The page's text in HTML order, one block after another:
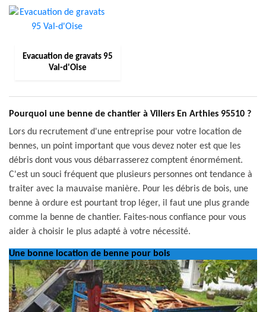
Evacuation de gravats 95
Val-d'Oise
Pourquoi une benne de chantier à Villers En Arthies 95510 ?
Lors du recrutement d'une entreprise pour votre location de
bennes, un point important que vous devez noter est que les
débris dont vous vous débarrasserez comptent énormément.
C'est un souci fréquent que plusieurs personnes ont tendance à
traiter avec la mauvaise manière. Pour les débris de bois, une
benne à ordure est pourtant trop léger, il faut une plus grande
comme la benne de chantier. Faites-nous confiance pour vous
aider à choisir le plus adapté à votre nécessité.
Une bonne location de benne pour bois